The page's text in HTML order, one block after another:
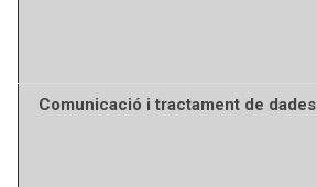
Comunicació i tractament de dades